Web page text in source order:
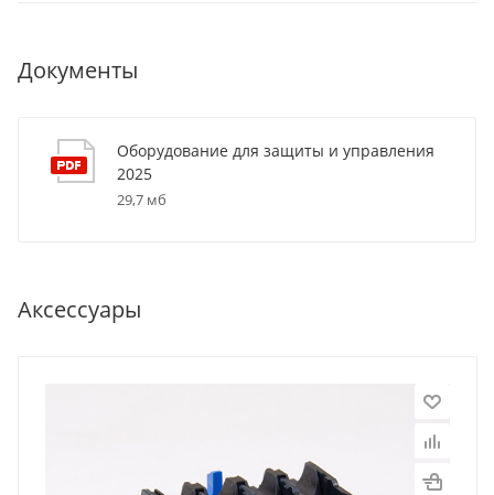
Документы
Оборудование для защиты и управления
2025
29,7 мб
Аксессуары